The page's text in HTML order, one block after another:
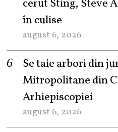
cerut Sting, Steve
în culise
august 6, 2026
Se taie arbori din
Mitropolitane din
Arhiepiscopiei
august 6, 2026